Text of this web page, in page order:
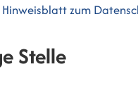
zum
Stelle